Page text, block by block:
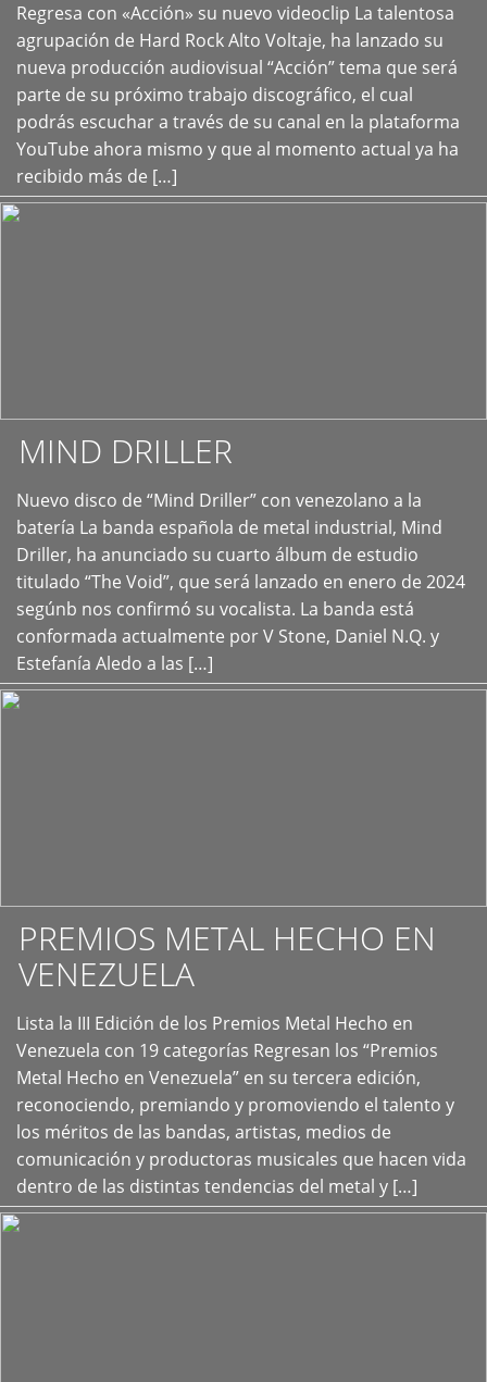
Regresa con «Acción» su nuevo videoclip La talentosa
agrupación de Hard Rock Alto Voltaje, ha lanzado su
nueva producción audiovisual “Acción” tema que será
parte de su próximo trabajo discográfico, el cual
podrás escuchar a través de su canal en la plataforma
YouTube ahora mismo y que al momento actual ya ha
recibido más de […]
+
MIND DRILLER
Nuevo disco de “Mind Driller” con venezolano a la
batería La banda española de metal industrial, Mind
Driller, ha anunciado su cuarto álbum de estudio
titulado “The Void”, que será lanzado en enero de 2024
segúnb nos confirmó su vocalista. La banda está
conformada actualmente por V Stone, Daniel N.Q. y
Estefanía Aledo a las […]
+
PREMIOS METAL HECHO EN
VENEZUELA
Lista la III Edición de los Premios Metal Hecho en
Venezuela con 19 categorías Regresan los “Premios
Metal Hecho en Venezuela” en su tercera edición,
reconociendo, premiando y promoviendo el talento y
los méritos de las bandas, artistas, medios de
comunicación y productoras musicales que hacen vida
dentro de las distintas tendencias del metal y […]
+